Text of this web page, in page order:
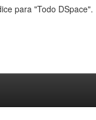
para "Todo DSpace".